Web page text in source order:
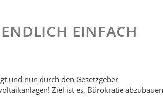
EINFACH
und nun durch den Gesetzgeber
Ziel ist es, Bürokratie abzubauen